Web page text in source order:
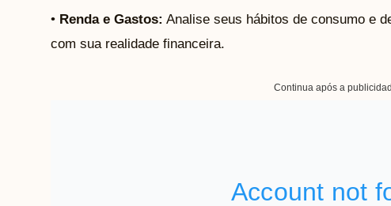
• Renda e Gastos: Analise seus hábitos de consumo e
com sua realidade financeira.
Continua após a